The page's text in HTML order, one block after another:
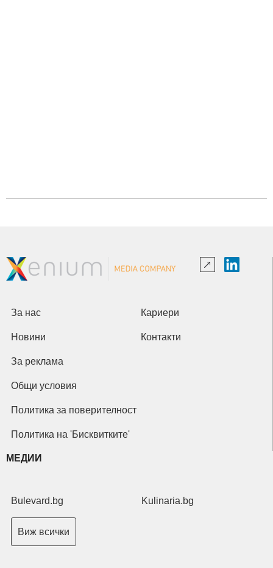
За нас Кариери
Новини Контакти
За реклама
Общи условия
Политика за поверителност
Политика на 'Бисквитките'
МЕДИИ
Bulevard.bg Kulinaria.bg
Виж всички